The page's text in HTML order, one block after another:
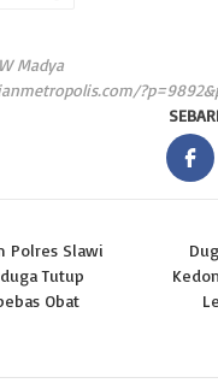
Madya
Polres Slawi
Tutup
Obat